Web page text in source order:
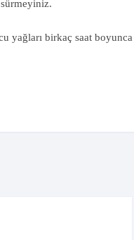
birkaç saat boyunca